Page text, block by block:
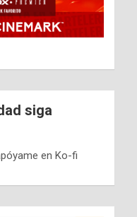
siga
en Ko-fi